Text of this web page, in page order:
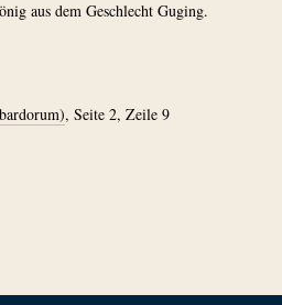
aus dem Geschlecht Guging.
, Seite 2, Zeile 9